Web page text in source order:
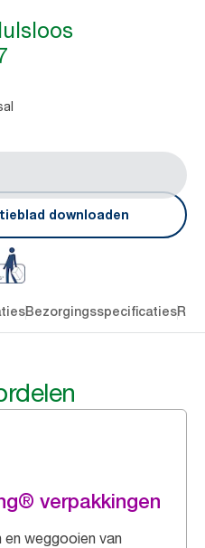
downloaden
Bezorgingsspecificaties
verpakkingen
en weggooien van